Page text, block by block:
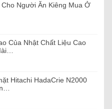
Người Ăn Kiêng Mua Ở
Của Nhật Chất Liệu Cao
Hitachi HadaCrie N2000